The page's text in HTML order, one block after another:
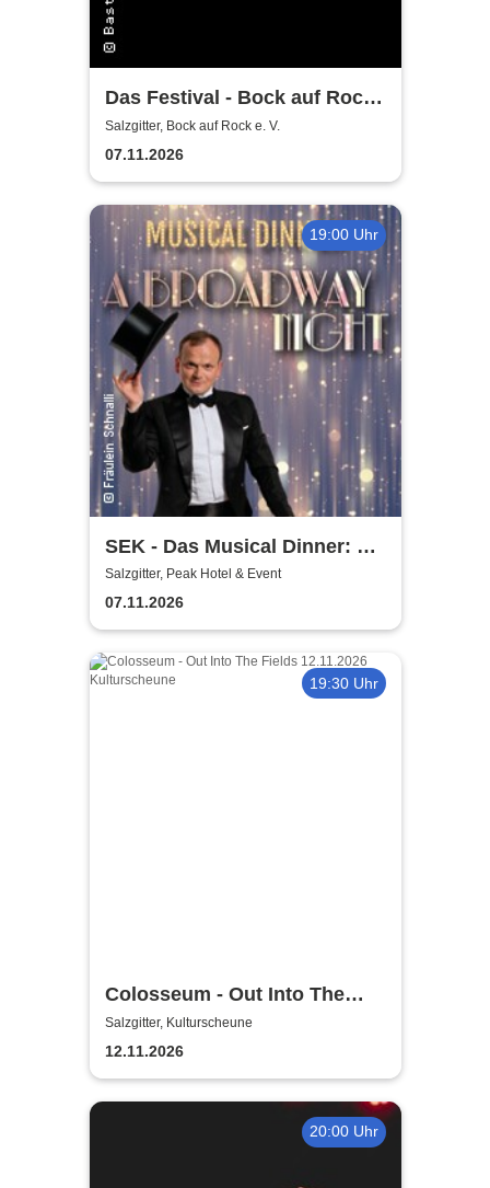
Das Festival - Bock auf Rock
gemeinnütziger e. V.
Salzgitter, Bock auf Rock e. V.
07.11.2026
19:00 Uhr
SEK - Das Musical Dinner: A
Broadway Night
Salzgitter, Peak Hotel & Event
07.11.2026
19:30 Uhr
Colosseum - Out Into The
Fields
Salzgitter, Kulturscheune
12.11.2026
20:00 Uhr